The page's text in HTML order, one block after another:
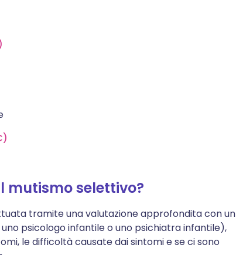
mutismo selettivo?
tramite una valutazione approfondita con un
psicologo infantile o uno psichiatra infantile),
le difficoltà causate dai sintomi e se ci sono